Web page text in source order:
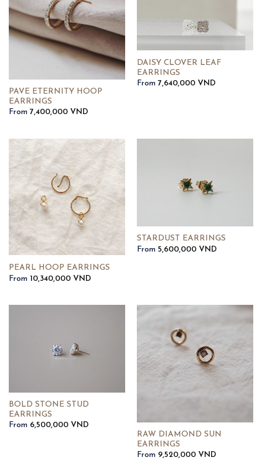
PAVE ETERNITY HOOP
EARRINGS
From 7,400,000 VND
DAISY CLOVER LEAF
EARRINGS
From 7,640,000 VND
PEARL HOOP EARRINGS
From 10,340,000 VND
STARDUST EARRINGS
From 5,600,000 VND
BOLD STONE STUD
EARRINGS
From 6,500,000 VND
RAW DIAMOND SUN
EARRINGS
From 9,520,000 VND